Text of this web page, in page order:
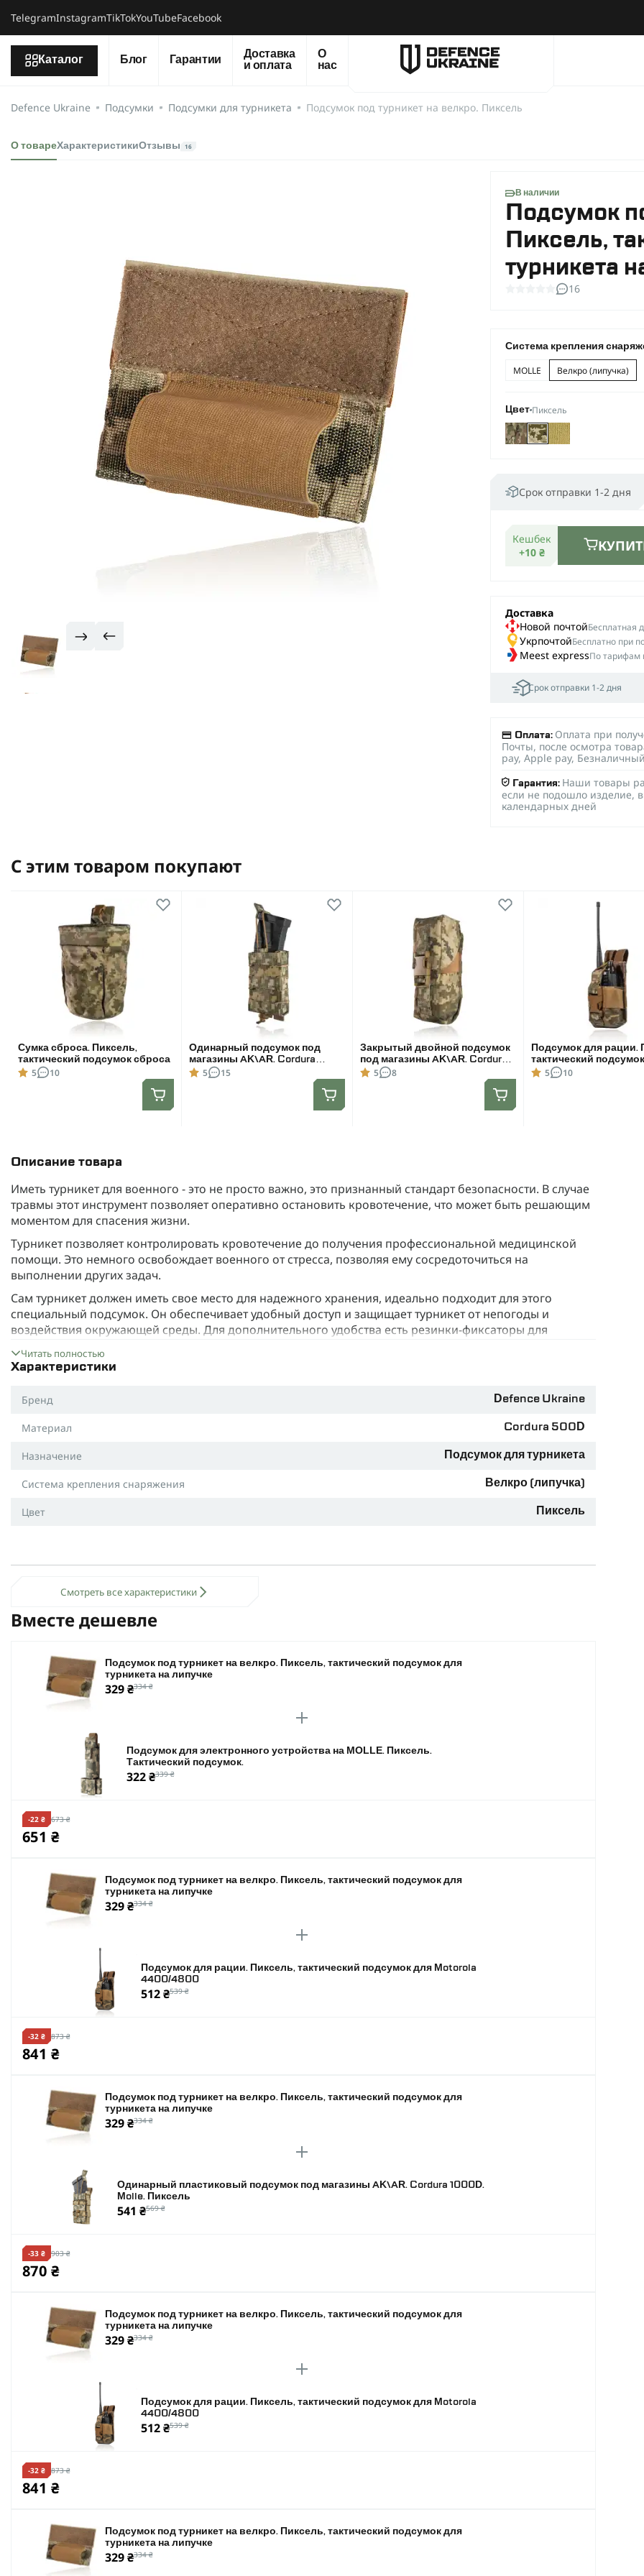
TelegramInstagramTikTokYouTubeFacebook
Каталог Блог Гарантии
Доставка
и оплата
О
нас
Defence Ukraine Подсумки Подсумки для турникета Подсумок под турникет на велкро. Пиксель
О товареХарактеристикиОтзывы 16
В наличии
Подсумок
Пиксель,
турникета
16
Система крепления
MOLLE Велкро (липучка)
Цвет Пиксель
Срок отправки 1-2 дня
Кешбек
+10 ₴
Доставка
Новой почтойБеcплатная
УкрпочтойБесплатно при
Meest expressПо тарифам
Срок отправки 1-2 дня
Оплата: Оплата при
Почты, после осмотра
pay, Apple pay,
Гарантия: Наши товары
если не подошло изделие,
календарных дней
Описание товара
Иметь турникет для военного - это не просто важно, это признанный стандарт безопасности. В случае
травмы этот инструмент позволяет оперативно остановить кровотечение, что может быть решающим
моментом для спасения жизни.
Турникет позволяет контролировать кровотечение до получения профессиональной медицинской
помощи. Это немного освобождает военного от стресса, позволяя ему сосредоточиться на
выполнении других задач.
Сам турникет должен иметь свое место для надежного хранения, идеально подходит для этого
специальный подсумок. Он обеспечивает удобный доступ и защищает турникет от непогоды и
воздействия окружающей среды. Для дополнительного удобства есть резинки-фиксаторы для
Что касается материалов, здесь используются лучшие:
надежная резинка.
Удобное крепление к снаряжению с помощью липучки Velcro гарантирует надежность и легкость
подсумков, особенно у верхних и нижних конечностей. Всегда убеждайтесь, что подсумок закрыт,
пиксель,
черный.
Качество и безопасность - вот главные приоритеты. Выберите лучшее на Defenceukr.com.ua.
Читать полностью
Характеристики
Бренд Defence Ukraine
Материал Cordura 500D
Назначение Подсумок для турникета
Система крепления снаряжения Велкро (липучка)
Цвет Пиксель
Смотреть все характеристики
Вместе дешевле
Подсумок под турникет на велкро. Пиксель, тактический подсумок для
турникета на липучке
329 ₴334 ₴
Подсумок для электронного устройства на MOLLE. Пиксель.
Тактический подсумок.
322 ₴339 ₴
-22 ₴ 673 ₴
651 ₴
Подсумок под турникет на велкро. Пиксель, тактический подсумок для
турникета на липучке
329 ₴334 ₴
Подсумок для рации. Пиксель, тактический подсумок для Motorola
4400/4800
512 ₴539 ₴
-32 ₴ 873 ₴
841 ₴
Подсумок под турникет на велкро. Пиксель, тактический подсумок для
турникета на липучке
329 ₴334 ₴
Одинарный пластиковый подсумок под магазины AK\AR. Cordura 1000D.
Molle. Пиксель
541 ₴569 ₴
-33 ₴ 903 ₴
870 ₴
Подсумок под турникет на велкро. Пиксель, тактический подсумок для
турникета на липучке
329 ₴334 ₴
Подсумок для рации. Пиксель, тактический подсумок для Motorola
4400/4800
512 ₴539 ₴
-32 ₴ 873 ₴
841 ₴
Подсумок под турникет на велкро. Пиксель, тактический подсумок для
турникета на липучке
329 ₴334 ₴
С этим товаром покупают
Сумка сброса. Пиксель,
тактический подсумок сброса
5 10
Одинарный подсумок под
магазины AK\AR. Cordura
1000D. Molle. Пиксель
5 15
Закрытый двойной подсумок
под магазины AK\AR. Cordura
1000D. Molle. Пиксель
5 8
Подсумок для рации.
тактический
Motorola 4400/4800
5 10